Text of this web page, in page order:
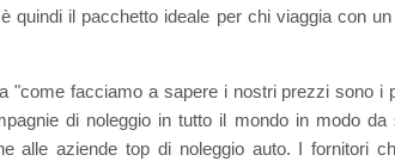
quindi il pacchetto ideale per chi viaggia con
"come facciamo a sapere i nostri prezzi sono i
di noleggio in tutto il mondo in modo
alle aziende top di noleggio auto. I fornitori